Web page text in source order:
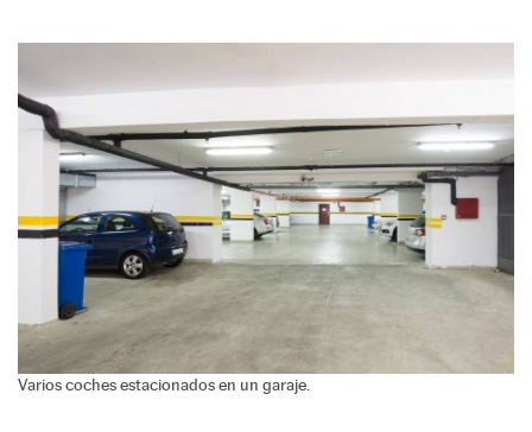
Varios coches estacionados en un garaje.